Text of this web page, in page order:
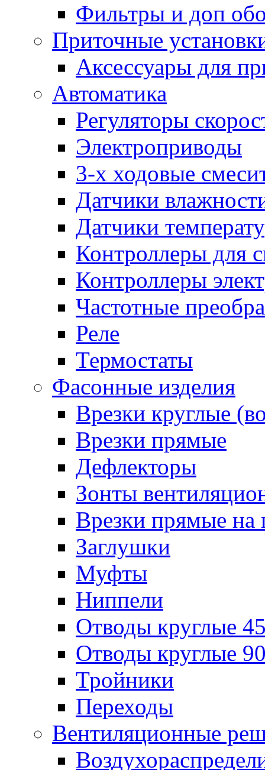
Фильтры и доп
Приточные
Аксессуары для
Автоматика
Регуляторы
Электроприводы
3-х ходовые
Датчики
Датчики
Контроллеры для
Контроллеры
Частотные
Реле
Термостаты
Фасонные изделия
Врезки круглые
Врезки прямые
Дефлекторы
Зонты
Врезки прямые на
Заглушки
Муфты
Ниппели
Отводы круглые
Отводы круглые
Тройники
Переходы
Вентиляционные